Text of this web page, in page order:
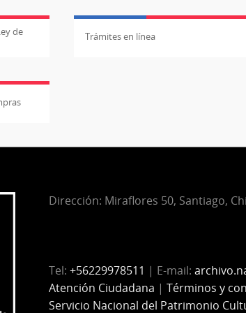
de Trámites en línea
Dirección: Miraflores 50, Santiago,
Tel: +56229978511 | E-mail:
Atención Ciudadana | Términos y
Servicio Nacional del Patrimonio